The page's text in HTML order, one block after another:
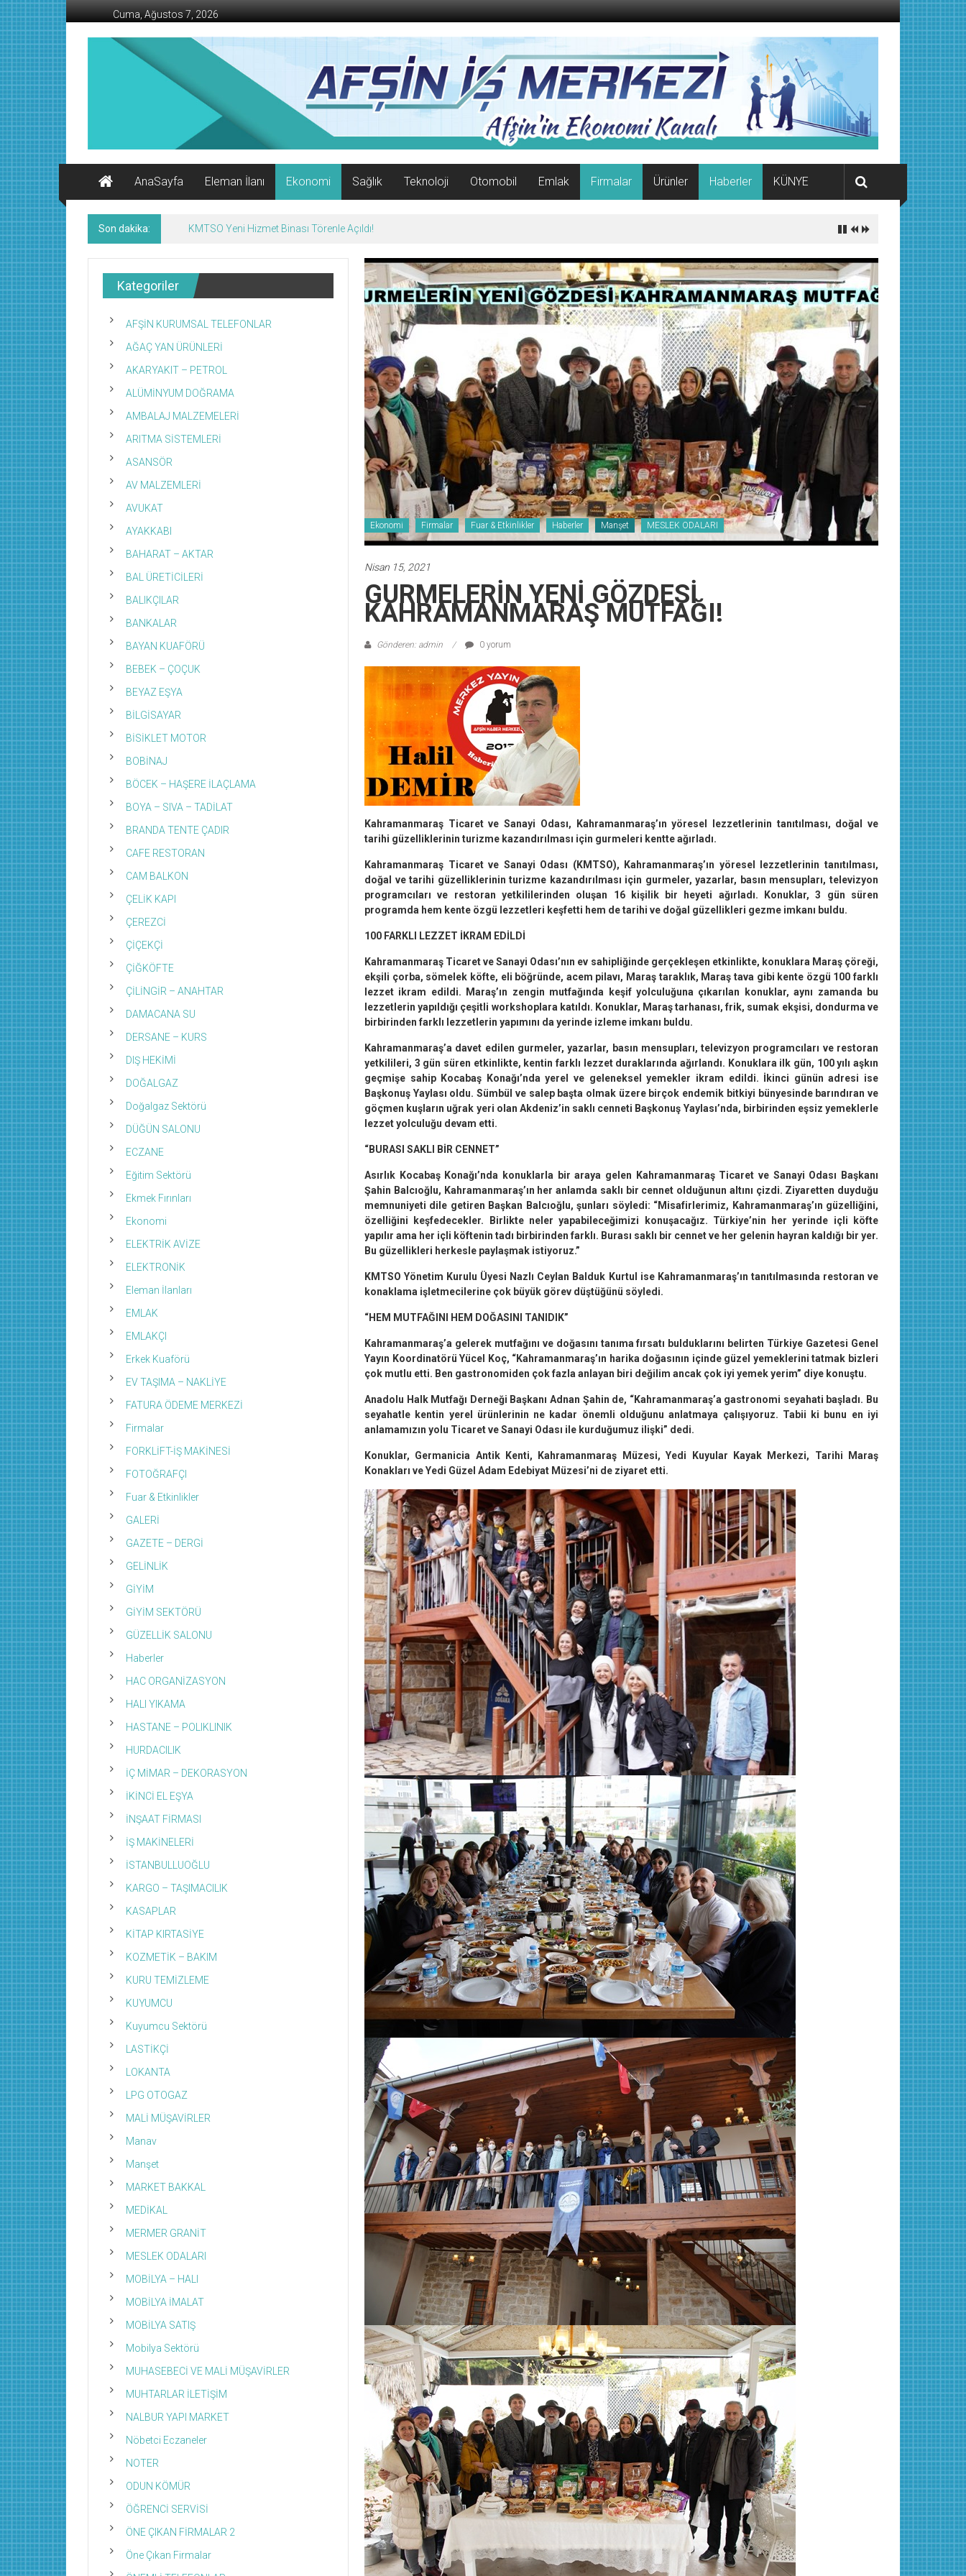
İçeriğe
geç
Cuma, Ağustos 7, 2026
AFŞİN
Ekonomi
Kanalı
AnaSayfa
Eleman İlanı Ekonomi Sağlık Teknoloji Otomobil Emlak Firmalar Ürünler Haberler KÜNYE
Son dakika: Afşin’de Nöbetçi Eczaneler/07 Ağustos 2026 Cuma
Ekonomi Firmalar Fuar & Etkinlikler Haberler Manşet MESLEK ODALARI
Nisan 15, 2021
GURMELERİN YENİ GÖZDESİ
KAHRAMANMARAŞ MUTFAĞI!
Gönderen: admin 0 yorum
Kahramanmaraş Ticaret ve Sanayi Odası, Kahramanmaraş’ın yöresel lezzetlerinin tanıtılması, doğal ve
tarihi güzelliklerinin turizme kazandırılması için gurmeleri kentte ağırladı.
Kahramanmaraş Ticaret ve Sanayi Odası (KMTSO), Kahramanmaraş’ın yöresel lezzetlerinin tanıtılması,
doğal ve tarihi güzelliklerinin turizme kazandırılması için gurmeler, yazarlar, basın mensupları, televizyon
programcıları ve restoran yetkililerinden oluşan 16 kişilik bir heyeti ağırladı. Konuklar, 3 gün süren
programda hem kente özgü lezzetleri keşfetti hem de tarihi ve doğal güzellikleri gezme imkanı buldu.
100 FARKLI LEZZET İKRAM EDİLDİ
Kahramanmaraş Ticaret ve Sanayi Odası’nın ev sahipliğinde gerçekleşen etkinlikte, konuklara Maraş çöreği,
ekşili çorba, sömelek köfte, eli böğründe, acem pilavı, Maraş taraklık, Maraş tava gibi kente özgü 100 farklı
lezzet ikram edildi. Maraş’ın zengin mutfağında keşif yolculuğuna çıkarılan konuklar, aynı zamanda bu
lezzetlerin yapıldığı çeşitli workshoplara katıldı. Konuklar, Maraş tarhanası, frik, sumak ekşisi, dondurma ve
birbirinden farklı lezzetlerin yapımını da yerinde izleme imkanı buldu.
Kahramanmaraş’a davet edilen gurmeler, yazarlar, basın mensupları, televizyon programcıları ve restoran
yetkilileri, 3 gün süren etkinlikte, kentin farklı lezzet duraklarında ağırlandı. Konuklara ilk gün, 100 yılı aşkın
geçmişe sahip Kocabaş Konağı’nda yerel ve geleneksel yemekler ikram edildi. İkinci günün adresi ise
Başkonuş Yaylası oldu. Sümbül ve salep başta olmak üzere birçok endemik bitkiyi bünyesinde barındıran ve
göçmen kuşların uğrak yeri olan Akdeniz’in saklı cenneti Başkonuş Yaylası’nda, birbirinden eşsiz yemeklerle
lezzet yolculuğu devam etti.
“BURASI SAKLI BİR CENNET”
Asırlık Kocabaş Konağı’nda konuklarla bir araya gelen Kahramanmaraş Ticaret ve Sanayi Odası Başkanı
Şahin Balcıoğlu, Kahramanmaraş’ın her anlamda saklı bir cennet olduğunun altını çizdi. Ziyaretten duyduğu
memnuniyeti dile getiren Başkan Balcıoğlu, şunları söyledi: “Misafirlerimiz, Kahramanmaraş’ın güzelliğini,
özelliğini keşfedecekler. Birlikte neler yapabileceğimizi konuşacağız. Türkiye’nin her yerinde içli köfte
yapılır ama her içli köftenin tadı birbirinden farklı. Burası saklı bir cennet ve her gelenin hayran kaldığı bir yer.
Bu güzellikleri herkesle paylaşmak istiyoruz.”
KMTSO Yönetim Kurulu Üyesi Nazlı Ceylan Balduk Kurtul ise Kahramanmaraş’ın tanıtılmasında restoran ve
konaklama işletmecilerine çok büyük görev düştüğünü söyledi.
“HEM MUTFAĞINI HEM DOĞASINI TANIDIK”
Kahramanmaraş’a gelerek mutfağını ve doğasını tanıma fırsatı bulduklarını belirten Türkiye Gazetesi Genel
Yayın Koordinatörü Yücel Koç, “Kahramanmaraş’ın harika doğasının içinde güzel yemeklerini tatmak bizleri
çok mutlu etti. Ben gastronomiden çok fazla anlayan biri değilim ancak çok iyi yemek yerim” diye konuştu.
Anadolu Halk Mutfağı Derneği Başkanı Adnan Şahin de, “Kahramanmaraş’a gastronomi seyahati başladı. Bu
seyahatle kentin yerel ürünlerinin ne kadar önemli olduğunu anlatmaya çalışıyoruz. Tabii ki bunu en iyi
anlamamızın yolu Ticaret ve Sanayi Odası ile kurduğumuz ilişki” dedi.
Konuklar, Germanicia Antik Kenti, Kahramanmaraş Müzesi, Yedi Kuyular Kayak Merkezi, Tarihi Maraş
Konakları ve Yedi Güzel Adam Edebiyat Müzesi’ni de ziyaret etti.
Kategoriler
AFŞİN KURUMSAL TELEFONLAR
AĞAÇ YAN ÜRÜNLERİ
AKARYAKIT – PETROL
ALÜMİNYUM DOĞRAMA
AMBALAJ MALZEMELERİ
ARITMA SİSTEMLERİ
ASANSÖR
AV MALZEMLERİ
AVUKAT
AYAKKABI
BAHARAT – AKTAR
BAL ÜRETİCİLERİ
BALIKÇILAR
BANKALAR
BAYAN KUAFÖRÜ
BEBEK – ÇOÇUK
BEYAZ EŞYA
BİLGİSAYAR
BİSİKLET MOTOR
BOBİNAJ
BÖCEK – HAŞERE İLAÇLAMA
BOYA – SIVA – TADİLAT
BRANDA TENTE ÇADIR
CAFE RESTORAN
CAM BALKON
ÇELİK KAPI
ÇEREZCİ
ÇİÇEKÇİ
ÇİĞKÖFTE
ÇİLİNGİR – ANAHTAR
DAMACANA SU
DERSANE – KURS
DIŞ HEKİMİ
DOĞALGAZ
Doğalgaz Sektörü
DÜĞÜN SALONU
ECZANE
Eğitim Sektörü
Ekmek Fırınları
Ekonomi
ELEKTRİK AVİZE
ELEKTRONİK
Eleman İlanları
EMLAK
EMLAKÇI
Erkek Kuaförü
EV TAŞIMA – NAKLİYE
FATURA ÖDEME MERKEZİ
Firmalar
FORKLİFT-İŞ MAKİNESİ
FOTOĞRAFÇI
Fuar & Etkinlikler
GALERİ
GAZETE – DERGİ
GELİNLİK
GİYİM
GİYİM SEKTÖRÜ
GÜZELLİK SALONU
Haberler
HAC ORGANİZASYON
HALI YIKAMA
HASTANE – POLIKLINIK
HURDACILIK
İÇ MİMAR – DEKORASYON
İKİNCİ EL EŞYA
İNŞAAT FİRMASI
İŞ MAKİNELERİ
İSTANBULLUOĞLU
KARGO – TAŞIMACILIK
KASAPLAR
KİTAP KIRTASİYE
KOZMETİK – BAKIM
KURU TEMİZLEME
KUYUMCU
Kuyumcu Sektörü
LASTİKÇİ
LOKANTA
LPG OTOGAZ
MALİ MÜŞAVİRLER
Manav
Manşet
MARKET BAKKAL
MEDİKAL
MERMER GRANİT
MESLEK ODALARI
MOBİLYA – HALI
MOBİLYA İMALAT
MOBİLYA SATIŞ
Mobilya Sektörü
MUHASEBECİ VE MALİ MÜŞAVİRLER
MUHTARLAR İLETİŞİM
NALBUR YAPI MARKET
Nöbetci Eczaneler
NOTER
ODUN KÖMÜR
ÖĞRENCİ SERVİSİ
ÖNE ÇIKAN FİRMALAR 2
Öne Çıkan Firmalar